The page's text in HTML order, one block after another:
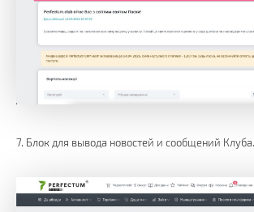
7. Блок для вывода новостей и сообщений Клуба.